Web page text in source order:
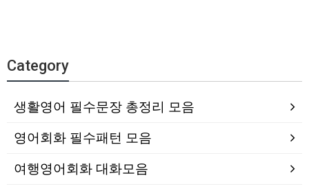
Category
생활영어 필수문장 총정리 모음
영어회화 필수패턴 모음
여행영어회화 대화모음